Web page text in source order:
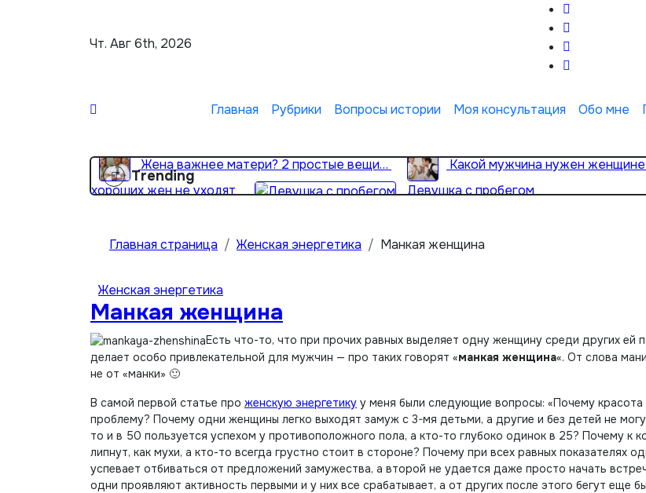
Чт. Авг 6th, 2026
Главная Рубрики Вопросы истории Моя консультация Обо мне
Trending
Жена важнее матери? 2 простые вещи… Какой мужчина нужен женщине
хороших жен не уходят
Девушка с пробегом
Главная страница Женская энергетика Манкая женщина
Женская энергетика
Манкая женщина
Есть что-то, что при прочих равных выделяет одну женщину среди других ей
делает особо привлекательной для мужчин — про таких говорят «манкая женщина«. От слова
не от «манки» 🙂
В самой первой статье про женскую энергетику у меня были следующие вопросы: «Почему красота
проблему? Почему одни женщины легко выходят замуж с 3-мя детьми, а другие и без детей не
то и в 50 пользуется успехом у противоположного пола, а кто-то глубоко одинок в 25? Почему к
липнут, как мухи, а кто-то всегда грустно стоит в стороне? Почему при всех равных показателях
успевает отбиваться от предложений замужества, а второй не удается даже просто начать
одни проявляют активность первыми и у них все срабатывает, а от других после этого бегут еще